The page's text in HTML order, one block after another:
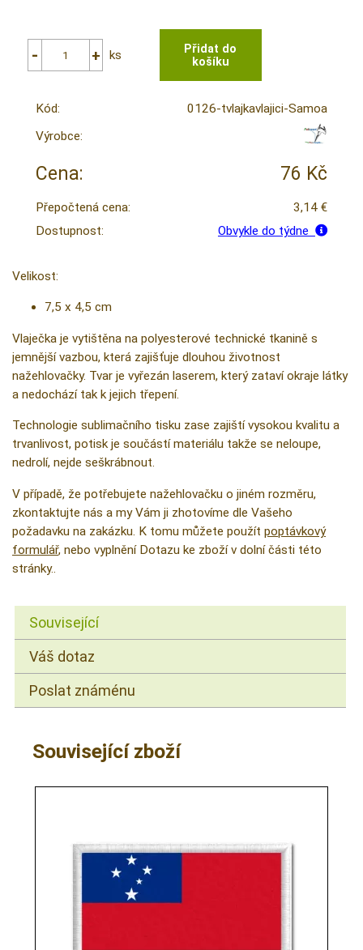
ks
Kód:
0126-tvlajkavlajici-Samoa
Výrobce:
Cena: 76 Kč
Přepočtená cena:
3,14 €
Dostupnost:
Obvykle do týdne
Velikost:
7,5 x 4,5 cm
Vlaječka je vytištěna na polyesterové technické tkanině s
jemnější vazbou, která zajišťuje dlouhou životnost
nažehlovačky. Tvar je vyřezán laserem, který zataví okraje látky
a nedochází tak k jejich třepení.
Technologie sublimačního tisku zase zajiští vysokou kvalitu a
trvanlivost, potisk je součástí materiálu takže se neloupe,
nedrolí, nejde seškrábnout.
V případě, že potřebujete nažehlovačku o jiném rozměru,
zkontaktujte nás a my Vám ji zhotovíme dle Vašeho
požadavku na zakázku. K tomu můžete použít poptávkový
formulář, nebo vyplnění Dotazu ke zboží v dolní části této
stránky..
Související
Váš dotaz
Poslat známénu
Související zboží